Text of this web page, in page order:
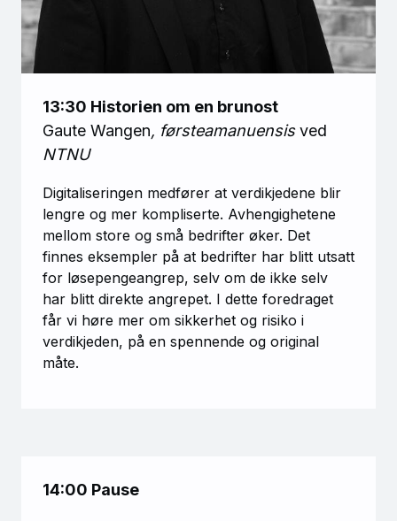
13:30 Historien om en brunost
Gaute Wangen, førsteamanuensisved
NTNU
Digitaliseringen medfører at verdikjedene blir
lengre og mer kompliserte. Avhengighetene
mellom store og små bedrifter øker. Det
finnes eksempler på at bedrifter har blitt utsatt
for løsepengeangrep, selv om de ikke selv
har blitt direkte angrepet. I dette foredraget
får vi høre mer om sikkerhet og risiko i
verdikjeden, på en spennende og original
måte.
14:00 Pause